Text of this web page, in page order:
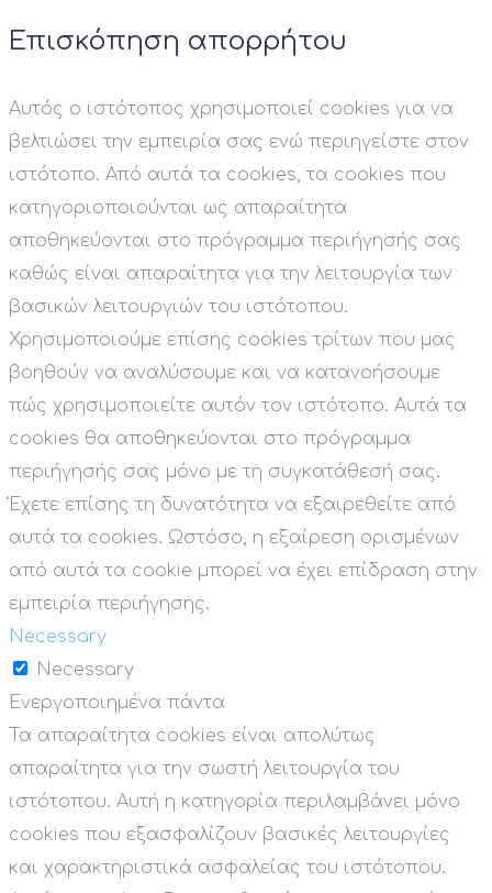
Επισκόπηση απορρήτου
Αυτός ο ιστότοπος χρησιμοποιεί cookies για να
βελτιώσει την εμπειρία σας ενώ περιηγείστε στον
ιστότοπο. Από αυτά τα cookies, τα cookies που
κατηγοριοποιούνται ως απαραίτητα
αποθηκεύονται στο πρόγραμμα περιήγησής σας
καθώς είναι απαραίτητα για την λειτουργία των
βασικών λειτουργιών του ιστότοπου.
Χρησιμοποιούμε επίσης cookies τρίτων που μας
βοηθούν να αναλύσουμε και να κατανοήσουμε
πώς χρησιμοποιείτε αυτόν τον ιστότοπο. Αυτά τα
cookies θα αποθηκεύονται στο πρόγραμμα
περιήγησής σας μόνο με τη συγκατάθεσή σας.
Έχετε επίσης τη δυνατότητα να εξαιρεθείτε από
αυτά τα cookies. Ωστόσο, η εξαίρεση ορισμένων
από αυτά τα cookie μπορεί να έχει επίδραση στην
εμπειρία περιήγησης.
Necessary
Necessary
Ενεργοποιημένα πάντα
Τα απαραίτητα cookies είναι απολύτως
απαραίτητα για την σωστή λειτουργία του
ιστότοπου. Αυτή η κατηγορία περιλαμβάνει μόνο
cookies που εξασφαλίζουν βασικές λειτουργίες
και χαρακτηριστικά ασφαλείας του ιστότοπου.